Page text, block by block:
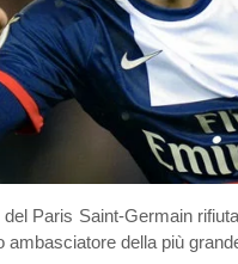
Paris Saint-Germain
ambasciatore della più